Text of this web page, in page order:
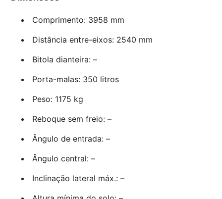
Comprimento: 3958 mm
Distância entre-eixos: 2540 mm
Bitola dianteira: –
Porta-malas: 350 litros
Peso: 1175 kg
Reboque sem freio: –
Ângulo de entrada: –
Ângulo central: –
Inclinação lateral máx.: –